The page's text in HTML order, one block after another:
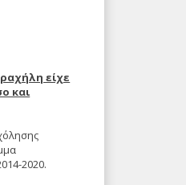
είχε
και
2020.